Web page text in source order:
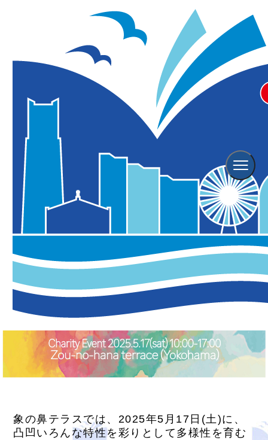
福祉施設や大学・プロ集団が集
結！ワンデーチャリティーイベン
ト「Colors of Hope」
※こちらのイベントは終了しております。
象の鼻テラスでは、2025年5月17日(土)に、
凸凹いろんな特性を彩りとして多様性を育む